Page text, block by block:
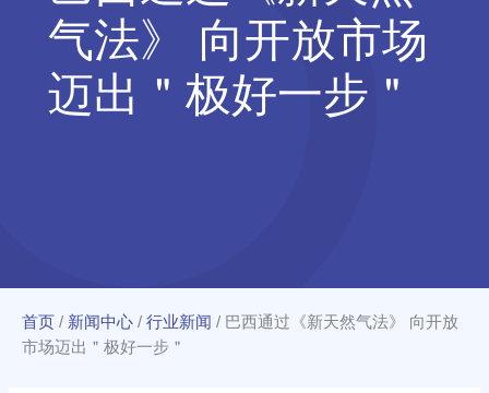
气法》 向开放市场
迈出＂极好一步＂
首页 / 新闻中心 / 行业新闻 / 巴西通过《新天然气法》 向开放
市场迈出＂极好一步＂